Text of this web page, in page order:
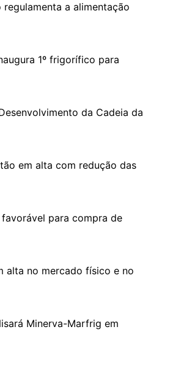
regulamenta a alimentação
1º frigorífico para
da Cadeia da
em alta com redução das
para compra de
alta no mercado físico e no
Minerva-Marfrig em